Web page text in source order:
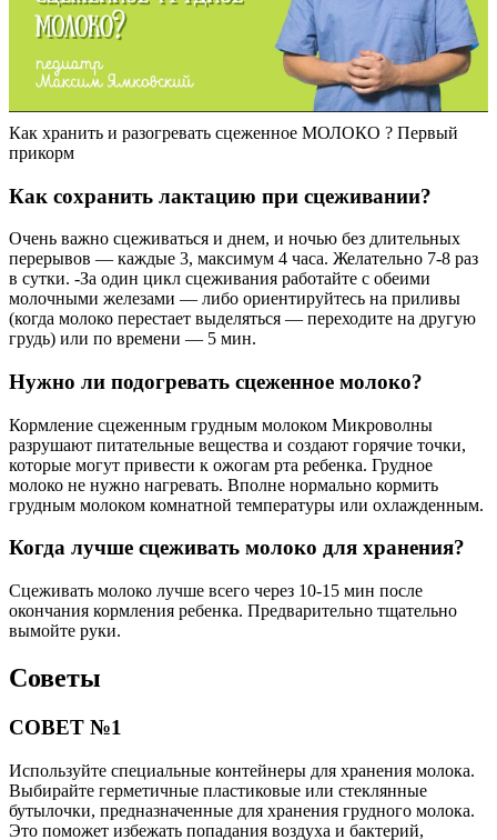
Как хранить и разогревать сцеженное МОЛОКО ? Первый
прикорм
Как сохранить лактацию при сцеживании?
Очень важно сцеживаться и днем, и ночью без длительных
перерывов — каждые 3, максимум 4 часа. Желательно 7-8 раз
в сутки. -За один цикл сцеживания работайте с обеими
молочными железами — либо ориентируйтесь на приливы
(когда молоко перестает выделяться — переходите на другую
грудь) или по времени — 5 мин.
Нужно ли подогревать сцеженное молоко?
Кормление сцеженным грудным молоком Микроволны
разрушают питательные вещества и создают горячие точки,
которые могут привести к ожогам рта ребенка. Грудное
молоко не нужно нагревать. Вполне нормально кормить
грудным молоком комнатной температуры или охлажденным.
Когда лучше сцеживать молоко для хранения?
Сцеживать молоко лучше всего через 10-15 мин после
окончания кормления ребенка. Предварительно тщательно
вымойте руки.
Советы
СОВЕТ №1
Используйте специальные контейнеры для хранения молока.
Выбирайте герметичные пластиковые или стеклянные
бутылочки, предназначенные для хранения грудного молока.
Это поможет избежать попадания воздуха и бактерий,